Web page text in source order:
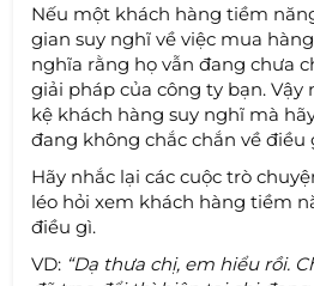
Nếu một khách hàng tiềm
gian suy nghĩ về việc mua
nghĩa rằng họ vẫn đang chưa
giải pháp của công ty bạn.
kệ khách hàng suy nghĩ mà
đang không chắc chắn về điều
Hãy nhắc lại các cuộc trò
léo hỏi xem khách hàng tiềm
điều gì.
VD: “Dạ thưa chị, em hiểu rồi.